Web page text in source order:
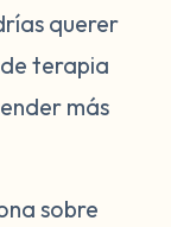
querer
terapia
más
sobre